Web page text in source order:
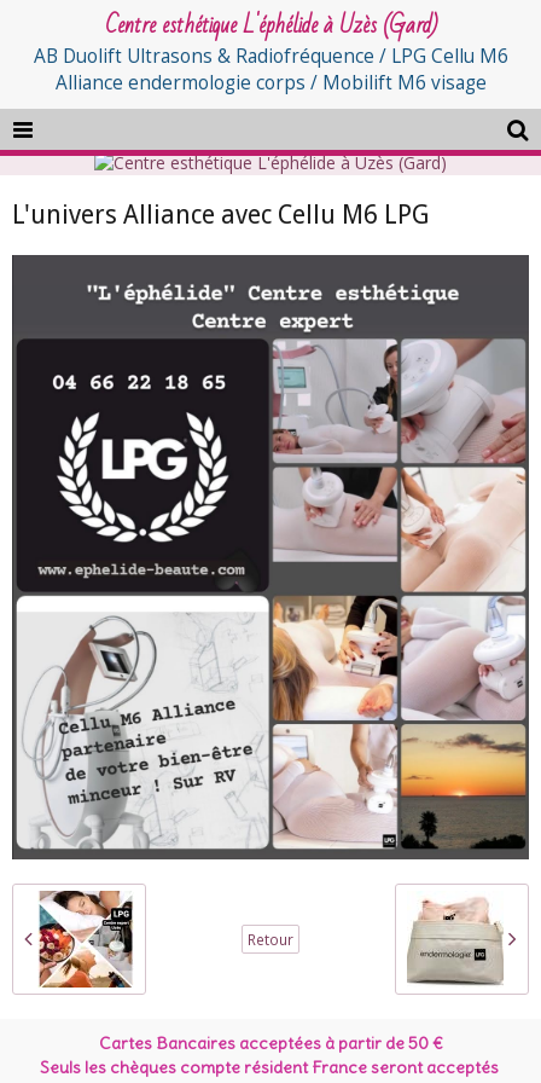
Centre esthétique L'éphélide à Uzès (Gard)
AB Duolift Ultrasons & Radiofréquence / LPG Cellu M6
Alliance endermologie corps / Mobilift M6 visage
L'univers Alliance avec Cellu M6 LPG
Retour
Cartes Bancaires acceptées à partir de 50 €
Seuls les chèques compte résident France seront acceptés